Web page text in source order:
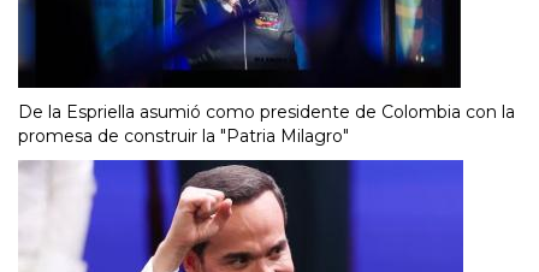
De la Espriella asumió como presidente de Colombia con la
promesa de construir la "Patria Milagro"